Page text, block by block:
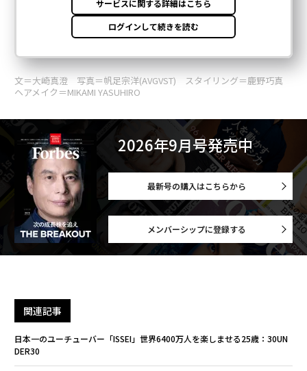
文＝大崎真澄 写真＝帆足宗洋(AVGVST) スタイリング＝鹿野巧真
ヘアメイク＝MIKAMI YASUHIRO
2026年9月号発売中
最新号の購入はこちらから
メンバーシップに登録する
関連記事
日本一のユーチューバー「ISSEI」世界6400万人を楽しませる25歳：30UN
DER30